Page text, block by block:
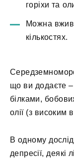
горіхи та
Можна
кількостях.
що ви додаєте –
білками,
олії (з високим
В одному
депресії, деякі